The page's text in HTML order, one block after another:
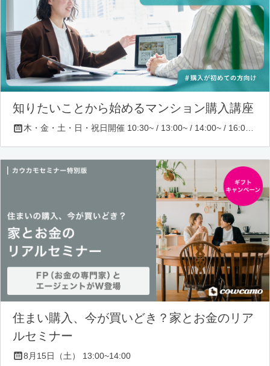
知りたいことから始めるマンション購入講座
木・金・土・日・祝日開催 10:30~ / 13:00~ / 14:00~ / 16:00~ / 17:00~/ 18:30~/ 19:30~
住まい購入、今が買いどき？家とお金のリア
ルセミナー
8月15日（土） 13:00~14:00